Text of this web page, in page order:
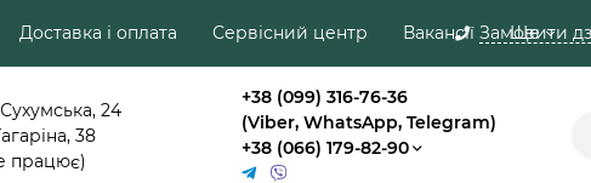
Замовити
Доставка і оплата Сервісний центр Вакансії Ще
24
38
працює)
+38 (099) 316-76-36
(Viber, WhatsApp, Telegram)
+38 (066) 179-82-90